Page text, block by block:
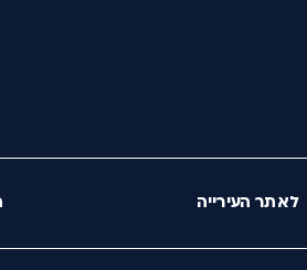
לאתר העירייה